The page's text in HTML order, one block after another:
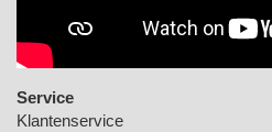
Service
Klantenservice